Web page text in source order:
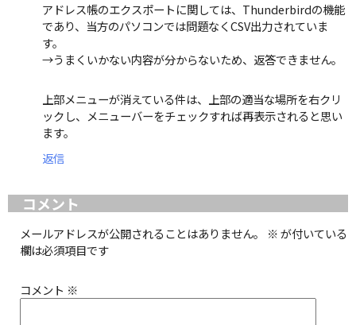
アドレス帳のエクスポートに関しては、Thunderbirdの機能
であり、当方のパソコンでは問題なくCSV出力されていま
す。
→うまくいかない内容が分からないため、返答できません。
上部メニューが消えている件は、上部の適当な場所を右クリ
ックし、メニューバーをチェックすれば再表示されると思い
ます。
返信
コメント
メールアドレスが公開されることはありません。 ※が付いている
欄は必須項目です
コメント ※